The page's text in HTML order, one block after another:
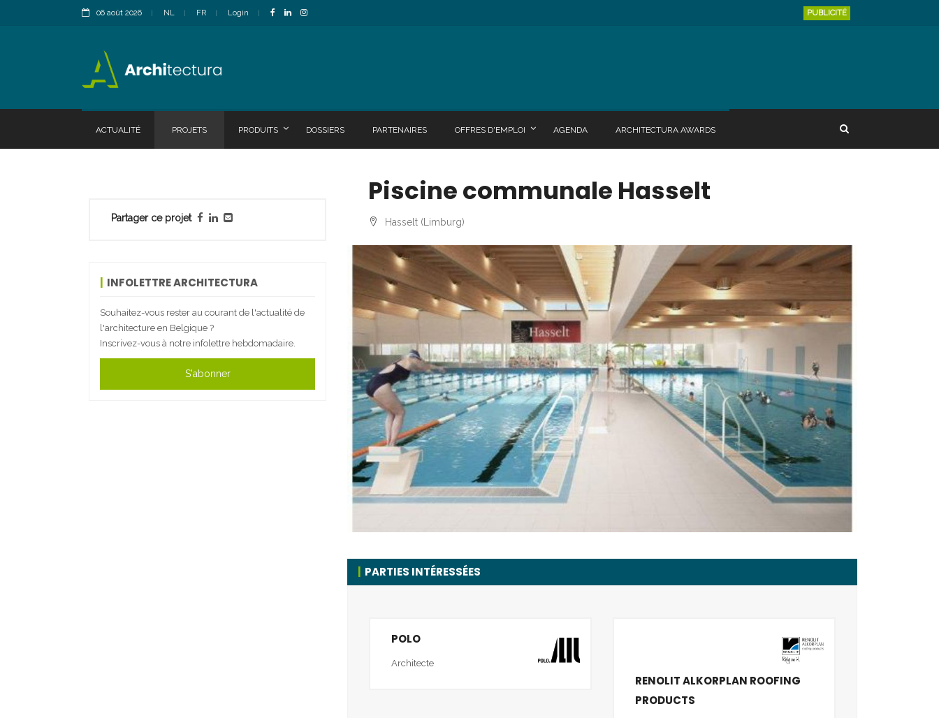
06 août 2026 NL FR Login PUBLICITÉ
ACTUALITÉ PROJETS PRODUITS DOSSIERS PARTENAIRES OFFRES D'EMPLOI AGENDA ARCHITECTURA AWARDS
Partager ce projet
INFOLETTRE ARCHITECTURA
Souhaitez-vous rester au courant de l'actualité de
l'architecture en Belgique ?
Inscrivez-vous à notre infolettre hebdomadaire.
S'abonner
Piscine communale Hasselt
Hasselt (Limburg)
PARTIES INTÉRESSÉES
POLO
Architecte
RENOLIT ALKORPLAN ROOFING
PRODUCTS